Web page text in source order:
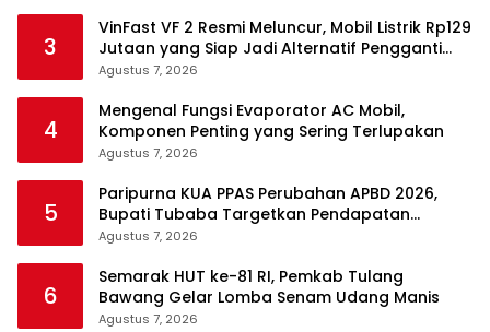
3
VinFast VF 2 Resmi Meluncur, Mobil Listrik Rp129
Jutaan yang Siap Jadi Alternatif Pengganti
Motor
Agustus 7, 2026
4
Mengenal Fungsi Evaporator AC Mobil,
Komponen Penting yang Sering Terlupakan
Agustus 7, 2026
5
Paripurna KUA PPAS Perubahan APBD 2026,
Bupati Tubaba Targetkan Pendapatan
Daerah Rp820,3 Miliar
Agustus 7, 2026
6
Semarak HUT ke-81 RI, Pemkab Tulang
Bawang Gelar Lomba Senam Udang Manis
Agustus 7, 2026